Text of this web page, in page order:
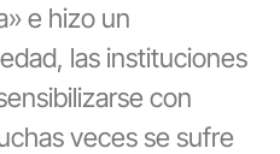
e hizo un
las instituciones
con
veces se sufre